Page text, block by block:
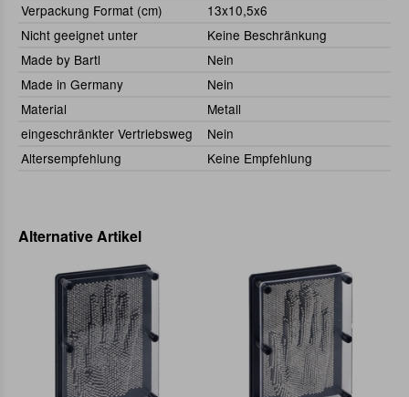
Verpackung Format (cm)
13x10,5x6
Nicht geeignet unter
Keine Beschränkung
Made by Bartl
Nein
Made in Germany
Nein
Material
Metall
eingeschränkter Vertriebsweg
Nein
Altersempfehlung
Keine Empfehlung
Alternative Artikel